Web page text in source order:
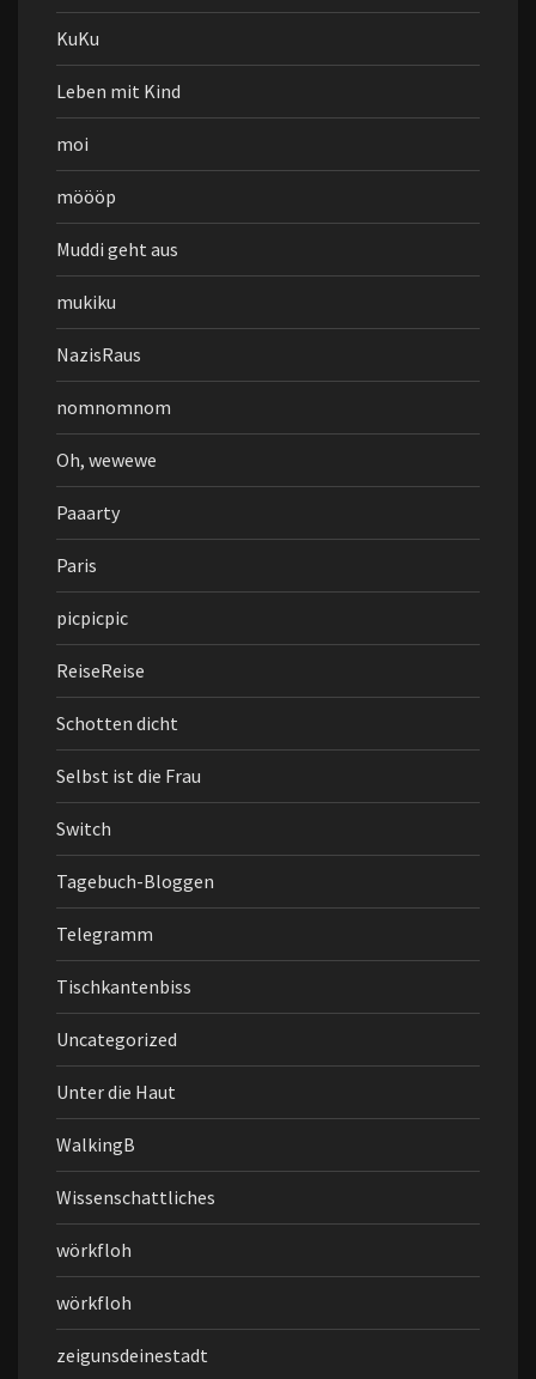
KuKu
Leben mit Kind
moi
möööp
Muddi geht aus
mukiku
NazisRaus
nomnomnom
Oh, wewewe
Paaarty
Paris
picpicpic
ReiseReise
Schotten dicht
Selbst ist die Frau
Switch
Tagebuch-Bloggen
Telegramm
Tischkantenbiss
Uncategorized
Unter die Haut
WalkingB
Wissenschattliches
wörkfloh
wörkfloh
zeigunsdeinestadt